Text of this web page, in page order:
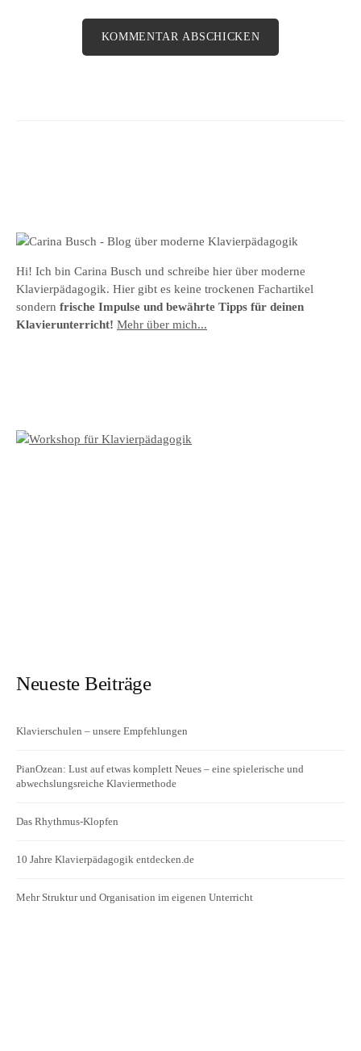
Hi! Ich bin Carina Busch und schreibe hier über moderne
Klavierpädagogik. Hier gibt es keine trockenen Fachartikel
sondern frische Impulse und bewährte Tipps für deinen
Klavierunterricht! Mehr über mich...
Neueste Beiträge
Klavierschulen – unsere Empfehlungen
PianOzean: Lust auf etwas komplett Neues – eine spielerische und
abwechslungsreiche Klaviermethode
Das Rhythmus-Klopfen
10 Jahre Klavierpädagogik entdecken.de
Mehr Struktur und Organisation im eigenen Unterricht